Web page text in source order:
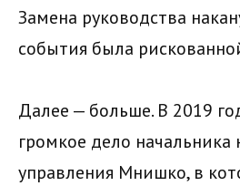
Замена руководства
события была
Далее — больше. В 2019
громкое дело начальника
управления Мнишко, в